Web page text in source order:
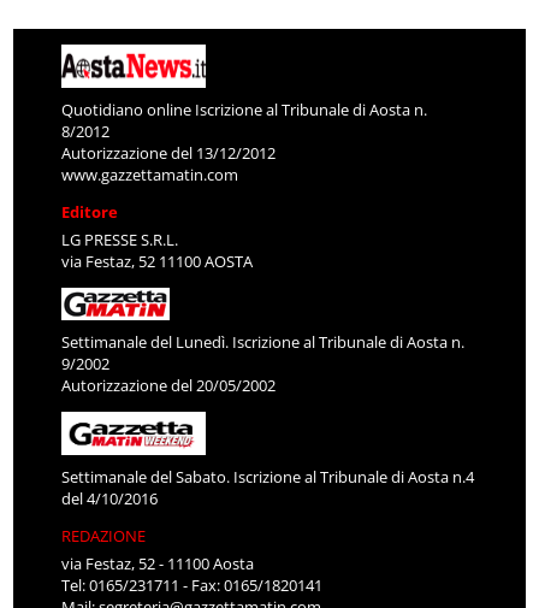
Quotidiano online Iscrizione al Tribunale di Aosta n.
8/2012
Autorizzazione del 13/12/2012
www.gazzettamatin.com
Editore
LG PRESSE S.R.L.
via Festaz, 52 11100 AOSTA
Settimanale del Lunedì. Iscrizione al Tribunale di Aosta n.
9/2002
Autorizzazione del 20/05/2002
Settimanale del Sabato. Iscrizione al Tribunale di Aosta n.4
del 4/10/2016
REDAZIONE
via Festaz, 52 - 11100 Aosta
Tel: 0165/231711 - Fax: 0165/1820141